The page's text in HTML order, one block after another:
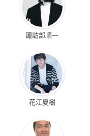
諏訪部順一
花江夏樹